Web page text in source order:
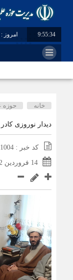
9:55:35 امروز : پنج
خانه حوزه
دیدار نوروزی
کد خبر : 1004
14 فروردین 1402 - 7:12